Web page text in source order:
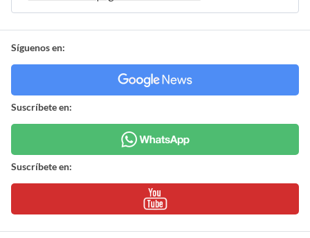
Síguenos en:
Suscríbete en:
Suscríbete en: